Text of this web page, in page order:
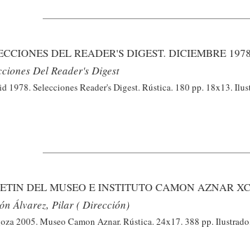
DEL READER'S DIGEST. DICIEMBRE 1978
Del Reader's Digest
1978. Selecciones Reader's Digest. Rústica. 180 pp. 18x13.
DEL MUSEO E INSTITUTO CAMON AZNAR
Álvarez, Pilar ( Dirección)
2005. Museo Camon Aznar. Rústica. 24x17. 388 pp.